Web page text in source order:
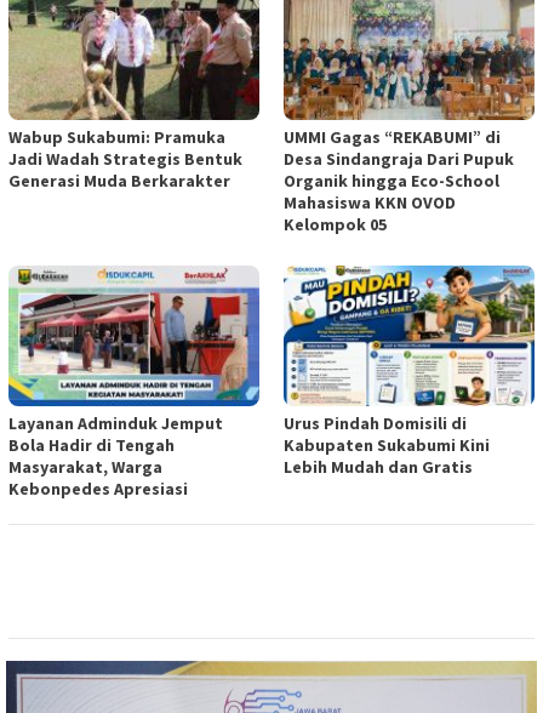
Wabup Sukabumi: Pramuka
Jadi Wadah Strategis Bentuk
Generasi Muda Berkarakter
UMMI Gagas “REKABUMI” di
Desa Sindangraja Dari Pupuk
Organik hingga Eco-School
Mahasiswa KKN OVOD
Kelompok 05
Layanan Adminduk Jemput
Bola Hadir di Tengah
Masyarakat, Warga
Kebonpedes Apresiasi
Urus Pindah Domisili di
Kabupaten Sukabumi Kini
Lebih Mudah dan Gratis